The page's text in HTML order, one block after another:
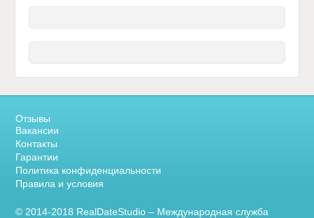
Отзывы
Вакансии
Контакты
Гарантии
Политика конфиденциальности
Правила и условия
© 2014-2018 RealDateStudio – Международная служба